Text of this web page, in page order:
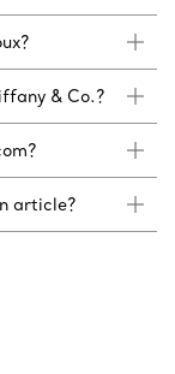
& Co.?
article?